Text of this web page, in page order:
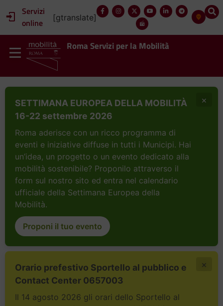
Servizi
online
[gtranslate]
Roma Servizi per la Mobilità
SETTIMANA EUROPEA DELLA MOBILITÀ
16-22 settembre 2026
Roma aderisce con un ricco programma di
eventi e iniziative diffuse in tutti i Municipi. Hai
un’idea, un progetto o un evento dedicato alla
mobilità sostenibile? Proponilo attraverso il
form sul nostro sito ed entra nel calendario
ufficiale della Settimana Europea della
Mobilità.
Proponi il tuo evento
×
Orario prefestivo Sportello al pubblico e
Contact Center 0657003
Il 14 agosto 2026 gli orari dello Sportello al
×